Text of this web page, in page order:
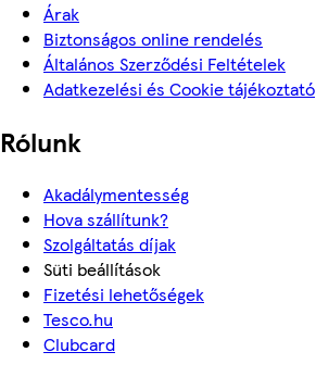
Árak
Biztonságos online rendelés
Általános Szerződési Feltételek
Adatkezelési és Cookie tájékoztató
Rólunk
Akadálymentesség
Hova szállítunk?
Szolgáltatás díjak
Süti beállítások
Fizetési lehetőségek
Tesco.hu
Clubcard